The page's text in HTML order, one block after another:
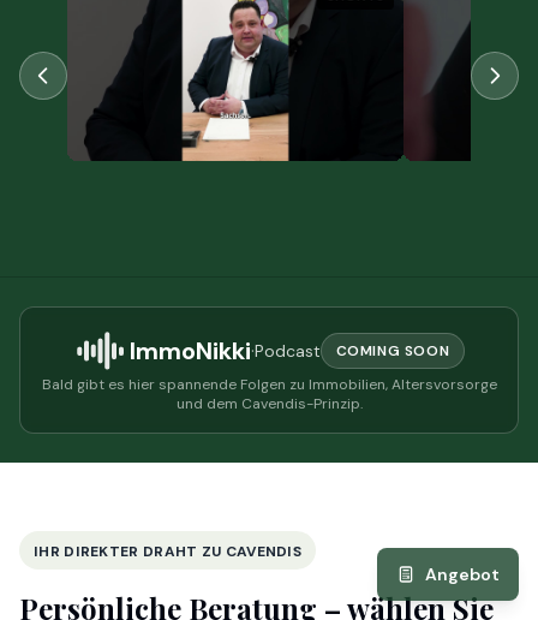
ImmoNikki·Podcast
COMING SOON
Bald gibt es hier spannende Folgen zu Immobilien, Altersvorsorge
und dem Cavendis-Prinzip.
IHR DIREKTER DRAHT ZU CAVENDIS
Persönliche Beratung –wählen Sie
Angebot